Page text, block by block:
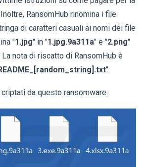
RansomHub rinomina i file
di caratteri casuali ai nomi dei file
"1.jpg" in "1.jpg.9a311a" e "2.png"
La nota di riscatto di RansomHub è
".
da questo ransomware: